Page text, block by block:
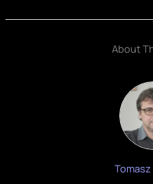
About
Tomasz